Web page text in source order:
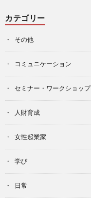
カテゴリー
その他
コミュニケーション
セミナー・ワークショップ
人財育成
女性起業家
学び
日常